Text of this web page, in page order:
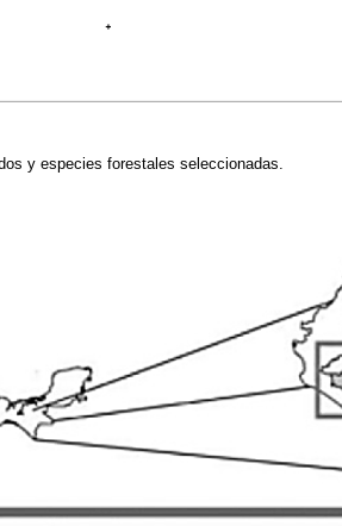
y especies forestales seleccionadas.